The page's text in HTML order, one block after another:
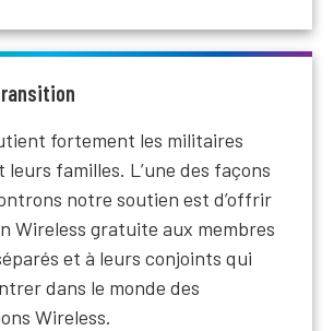
fortement les militaires
leurs familles. L’une des façons
notre soutien est d’offrir
Wireless gratuite aux membres
et à leurs conjoints qui
dans le monde des
Wireless.